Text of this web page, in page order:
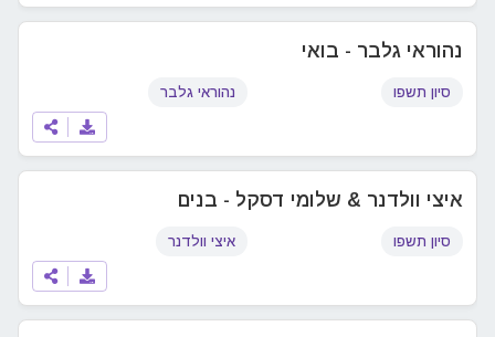
נהוראי גלבר - בואי
סיון תשפו נהוראי גלבר
איצי וולדנר & שלומי דסקל - בנים
סיון תשפו איצי וולדנר